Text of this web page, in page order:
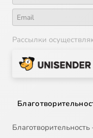
Рассылки